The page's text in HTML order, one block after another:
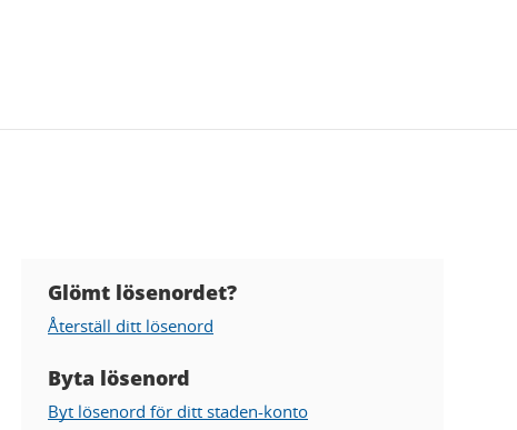
Hjälp
gällande
lösenord
Glömt lösenordet?
Återställ ditt lösenord
Byta lösenord
Byt lösenord för ditt staden-konto